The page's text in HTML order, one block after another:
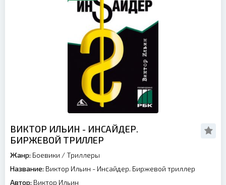
ВИКТОР ИЛЬИН - ИНСАЙДЕР.
БИРЖЕВОЙ ТРИЛЛЕР
Жанр: Боевики /Триллеры
Название: Виктор Ильин - Инсайдер. Биржевой триллер
Автор: Виктор Ильин